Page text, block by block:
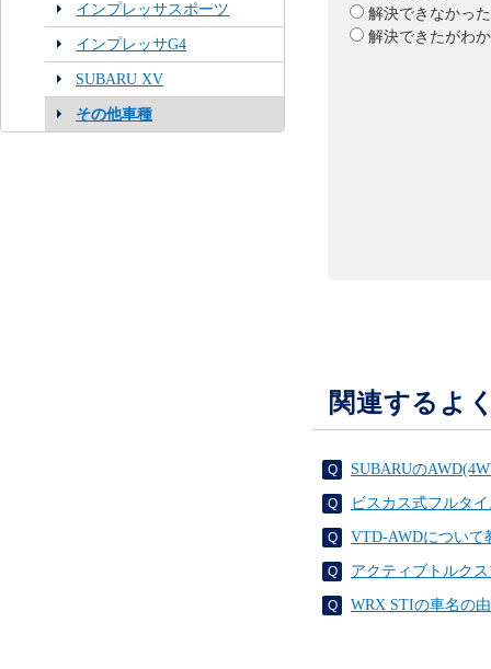
インプレッサスポーツ
インプレッサG4
SUBARU XV
その他車種
解決できなかった
解決できたがわ
関連するよ
SUBARUの
ビスカス式フルタ
VTD-AWDについて
アクティブトルク
WRX STIの車名の